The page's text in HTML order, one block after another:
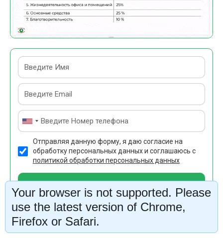
Отправляя данную форму, я даю согласие на
обработку персональных данных и соглашаюсь с
политикой обработки персональных данных
Your browser is not supported. Please
use the latest version of Chrome,
Firefox or Safari.